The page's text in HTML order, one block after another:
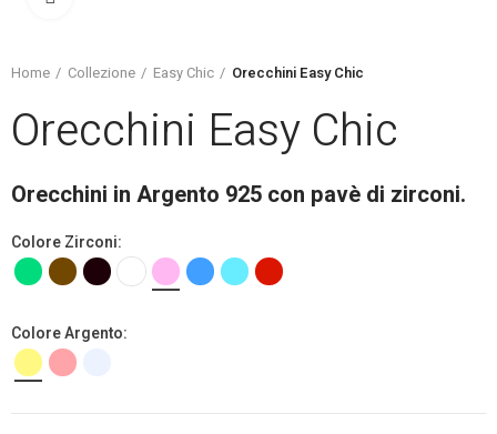
Home Collezione Easy Chic Orecchini Easy Chic
Orecchini Easy Chic
Orecchini in Argento 925 con pavè di zirconi.
Colore Zirconi
Colore Argento